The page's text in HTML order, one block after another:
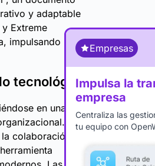
y adaptable
Extreme
impulsando la
tecnológico
en una
Su
colaboración
Empresas
Impulsa la
empresa
Centraliza las
tu equipo con